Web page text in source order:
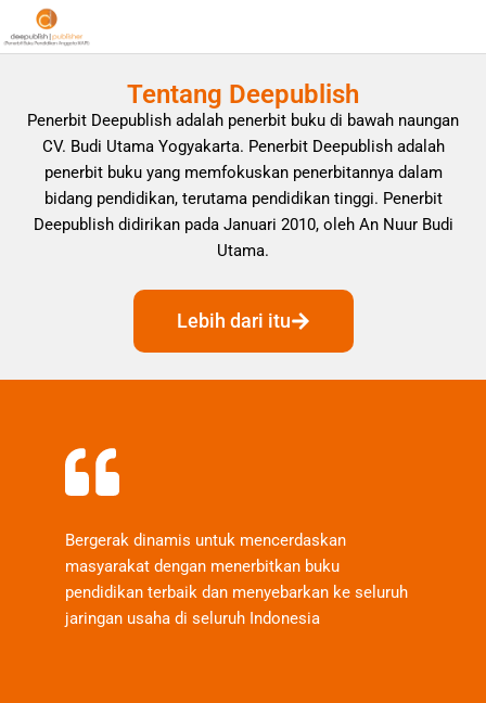
Tentang Deepublish
Penerbit Deepublish adalah penerbit buku di bawah naungan
CV. Budi Utama Yogyakarta. Penerbit Deepublish adalah
penerbit buku yang memfokuskan penerbitannya dalam
bidang pendidikan, terutama pendidikan tinggi. Penerbit
Deepublish didirikan pada Januari 2010, oleh An Nuur Budi
Utama.
Lebih dari itu
Bergerak dinamis untuk mencerdaskan
masyarakat dengan menerbitkan buku
pendidikan terbaik dan menyebarkan ke seluruh
jaringan usaha di seluruh Indonesia